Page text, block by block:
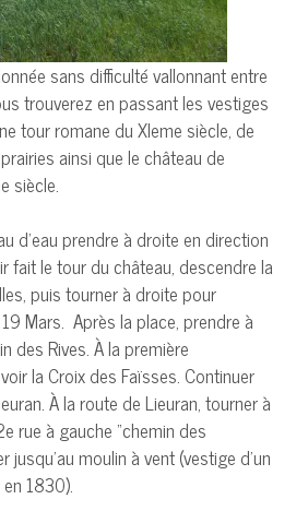
sans difficulté vallonnant entre
trouverez en passant les vestiges
tour romane du XIeme siècle, de
ainsi que le château de
siècle.
d’eau prendre à droite en direction
fait le tour du château, descendre la
puis tourner à droite pour
Mars. Après la place, prendre à
des Rives. À la première
la Croix des Faïsses. Continuer
À la route de Lieuran, tourner à
rue à gauche “chemin des
jusqu’au moulin à vent (vestige d’un
1830).